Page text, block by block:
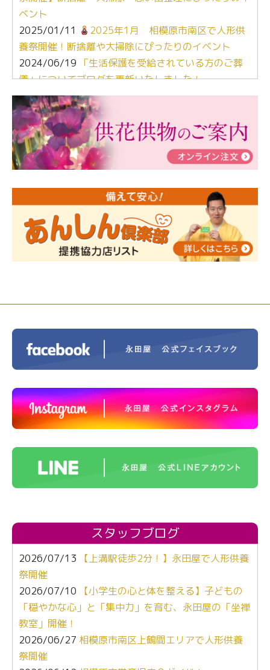
ベント
2025/01/11
2025年1月 相模原市南区で人形供
養祭開催！断捨離や大掃除にぴったりのイベント
2024/06/19 「生活保護を受給されている方のご葬
儀」についてブログを更新いたしました！
2024/03/06【終活なるほど教室】「マンガで学
ぶ！はじめてのお葬式」小さな家族葬ハウス®町田成
瀬 ご参加ありがとうございました！
2024/01/19令和6年能登半島地震災害の寄付のご報
告
人形供養 寄付のご報告
2023/12/16終活なるほど教室＠小さな家族葬ハウ
ス®上鶴間 エンディングノートを書いてみよう！
2023/11/29 永田屋創業110周年記念式典 レンブラ
ントホテル東京町田
スタッフブログ
2026/07/13
【上溝駅徒歩2分！】永田屋で人形供養
祭開催
2026/07/10
【小学生の心と体を整える】子どもの
「穏やかな心」と「集中力」を育む、永田屋の「坐禅
教室」開催！
2026/06/27 相模原市南区上鶴間エリアで人形供養
祭開催